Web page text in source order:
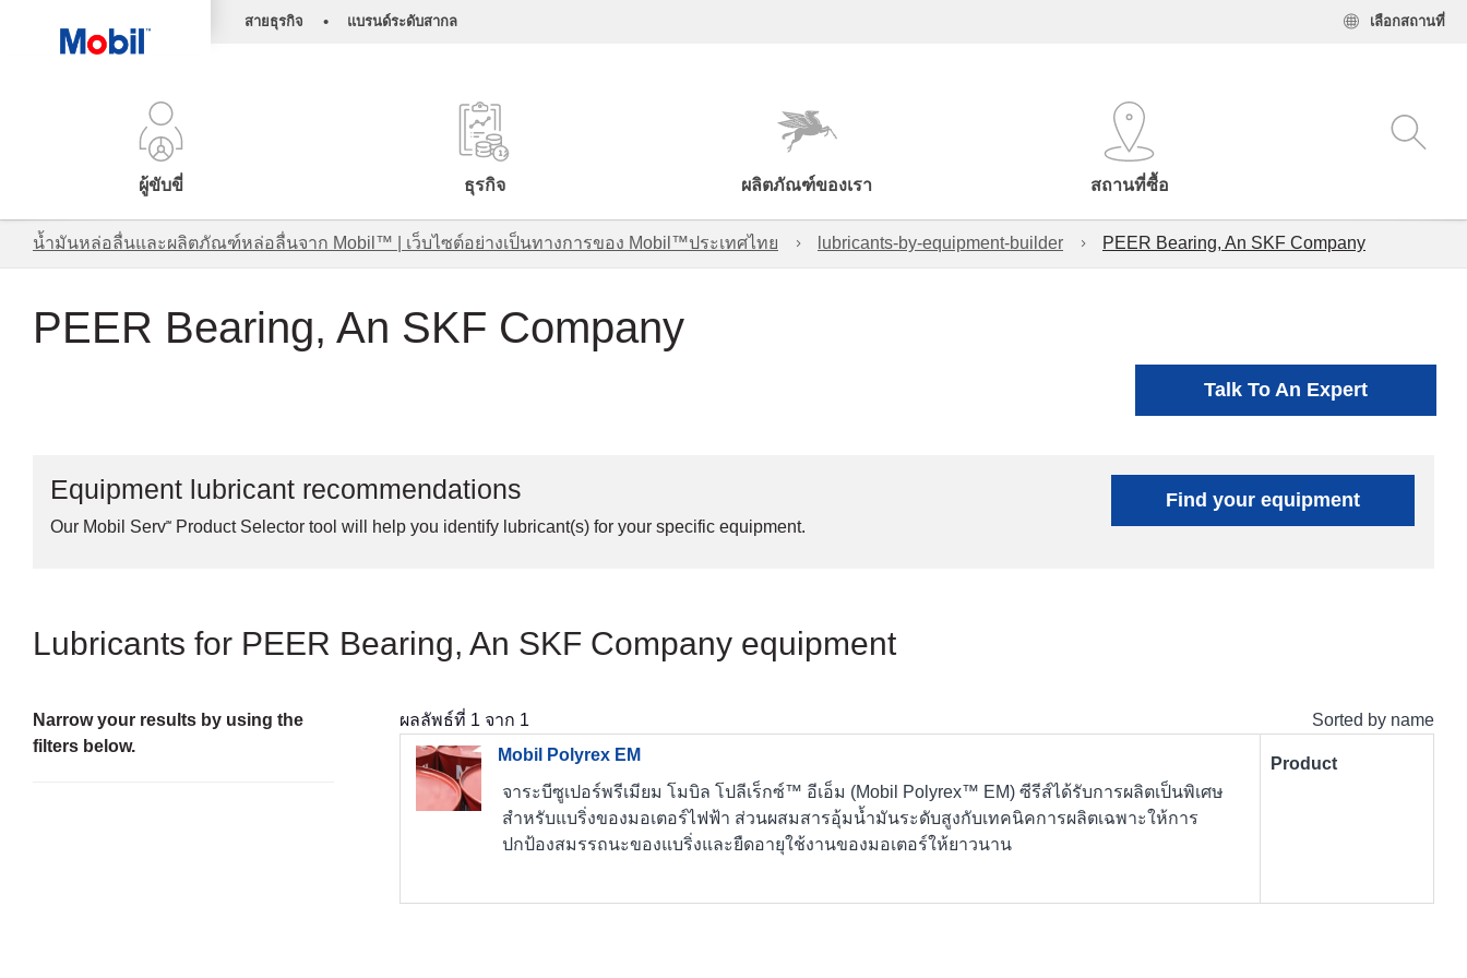
สายธุรกิจ • แบรนด์ระดับสากล เลือกสถานที่
ผู้ขับขี่ ธุรกิจ ผลิตภัณฑ์ของเรา สถานที่ซื้อ
น้ำมันหล่อลื่นและผลิตภัณฑ์หล่อลื่นจาก Mobil™ | เว็บไซต์อย่างเป็นทางการของ Mobil™ประเทศไทย lubricants-by-equipment-builder PEER Bearing, An SKF Company
PEER Bearing, An SKF Company
Talk To An Expert
Equipment lubricant recommendations
Our Mobil Serv℠ Product Selector tool will help you identify lubricant(s) for your specific equipment.
Find your equipment
Lubricants for PEER Bearing, An SKF Company equipment
Narrow your results by using the
filters below.
ผลลัพธ์ที่ 1 จาก 1
Sorted by name
Mobil Polyrex EM
จาระบีซูเปอร์พรีเมียม โมบิล โปลีเร็กซ์™ อีเอ็ม (Mobil Polyrex™ EM)ซีรีส์ได้รับการผลิตเป็นพิเศษ
สำหรับแบริ่งของมอเตอร์ไฟฟ้า ส่วนผสมสารอุ้มน้ำมันระดับสูงกับเทคนิคการผลิตเฉพาะให้การ
ปกป้องสมรรถนะของแบริ่งและยืดอายุใช้งานของมอเตอร์ให้ยาวนาน
Product